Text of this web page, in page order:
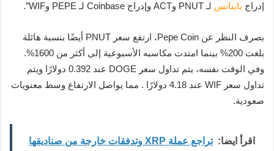
إدراج باينانس لـ PNUT وACT وإدراج Coinbase لـ PEPE وWIF”.
بصرف النظر عن Pepe Coin، ارتفع سعر PNUT أيضًا بنسبة هائلة
بلغت 200% بينما امتدت مكاسبه الأسبوعية إلى أكثر من 1600%.
وفي الوقت نفسه، يتم تداول سعر DOGE عند 0.392 دولارًا ويتم
تداول سعر WIF عند 4.18 دولارًا . مما يواصل الارتفاع وسط معنويات
صعودية.
اقرأ ايضا:
تراجع عملة XRP وتدفقات خارجة من صناديقها